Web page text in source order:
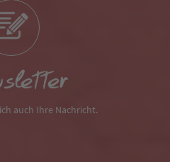
auch Ihre Nachricht.